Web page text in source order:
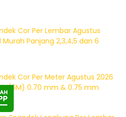
Cor Per Lembar Agustus
Murah Panjang 2,3,4,5 dan 6
Cor Per Meter Agustus 2026
(6M) 0.70 mm & 0.75 mm